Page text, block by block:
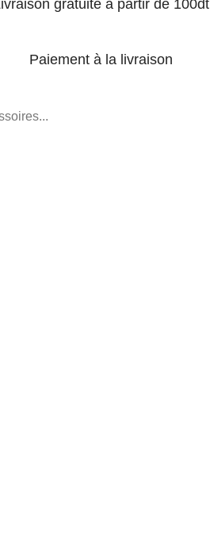
gratuite à partir de 100dt
Paiement à la livraison